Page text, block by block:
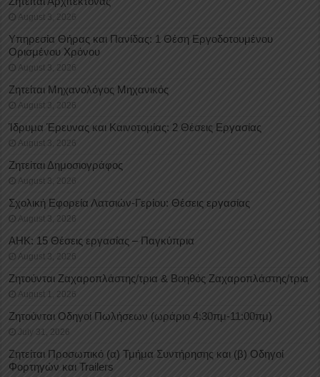
August 3, 2026
Υπηρεσία Θήρας και Πανίδας: 1 Θέση Eργοδοτουμένου
Oρισμένου Xρόνου
August 3, 2026
Ζητείται Μηχανολόγος Μηχανικός
August 3, 2026
Ίδρυμα Έρευνας και Καινοτομίας: 2 Θέσεις Εργασίας
August 3, 2026
Ζητείται Δημοσιογράφος
August 3, 2026
Σχολική Εφορεία Λατσιών-Γερίου: Θέσεις εργασίας
August 3, 2026
ΑΗΚ: 15 Θέσεις εργασίας – Παγκύπρια
August 3, 2026
Ζητούνται Ζαχαροπλάστης/τρια & Βοηθός Ζαχαροπλάστης/τρια
August 1, 2026
Ζητούνται Οδηγοί Πωλήσεων (ωράριο 4:30πμ-11:00πμ)
July 31, 2026
Ζητείται Προσωπικό (α) Τμήμα Συντήρησης και (β) Οδηγοί
Φορτηγών και Trailers